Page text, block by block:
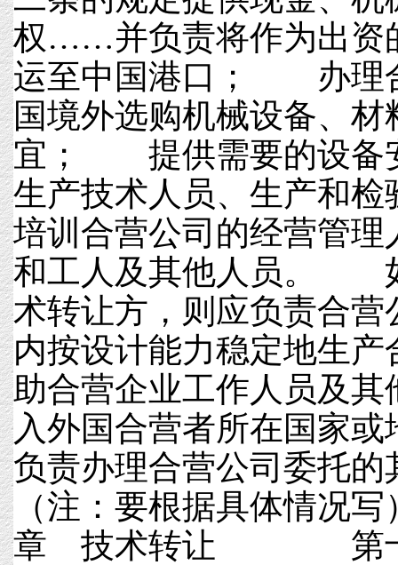
权……并负责将作为出资
运至中国港口； 办理
国境外选购机械设备、材
宜； 提供需要的设备
生产技术人员、生产
培训合营公司的经营管理
和工人及其他人员。
术转让方，则应负责合营
内按设计能力稳定地
助合营企业工作人员及其
入外国合营者所在国
负责办理合营公司委
（注：要根据具体
章 技术转让 第十